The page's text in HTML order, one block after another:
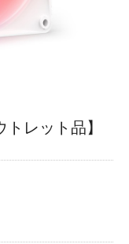
レット品】